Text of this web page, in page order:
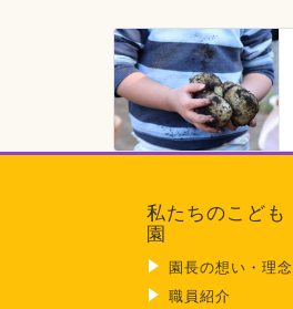
私たちのこども
園
園長の想い・理念
職員紹介